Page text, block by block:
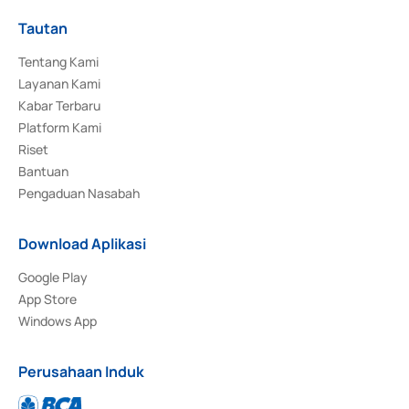
Tautan
Tentang Kami
Layanan Kami
Kabar Terbaru
Platform Kami
Riset
Bantuan
Pengaduan Nasabah
Download Aplikasi
Google Play
App Store
Windows App
Perusahaan Induk